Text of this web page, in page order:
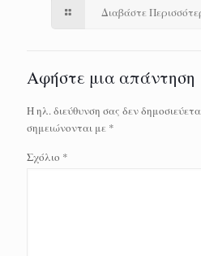
Διαβάστε
Αφήστε μια απάντηση
Η ηλ. διεύθυνση σας δεν
σημειώνονται με *
Σχόλιο *